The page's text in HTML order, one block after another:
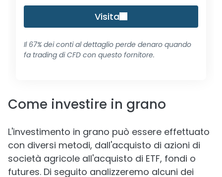
Visita
Il 67% dei conti al dettaglio perde denaro quando
fa trading di CFD con questo fornitore.
Come investire in grano
L'investimento in grano può essere effettuato
con diversi metodi, dall'acquisto di azioni di
società agricole all'acquisto di ETF, fondi o
futures. Di seguito analizzeremo alcuni dei